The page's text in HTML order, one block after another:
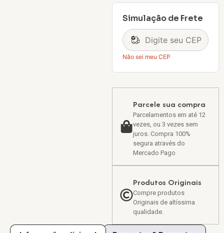
Simulação de Frete
Não sei meu CEP
Parcele sua compra
Parcelamentos em até 12
vezes, ou 3 vezes sem
juros. Compra 100%
segura através do
Mercado Pago
Produtos Originais
Compre produtos
Originais de altíssima
qualidade.